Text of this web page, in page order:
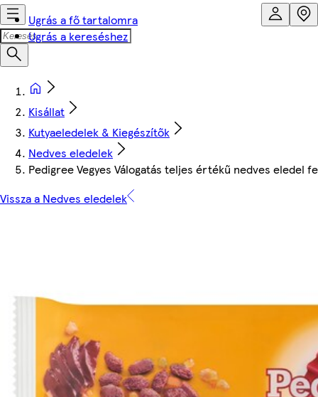
Ugrás a fő tartalomra
Ugrás a kereséshez
Kisállat
Kutyaeledelek & Kiegészítők
Nedves eledelek
Pedigree Vegyes Válogatás teljes értékű nedves eledel
Vissza a Nedves eledelek